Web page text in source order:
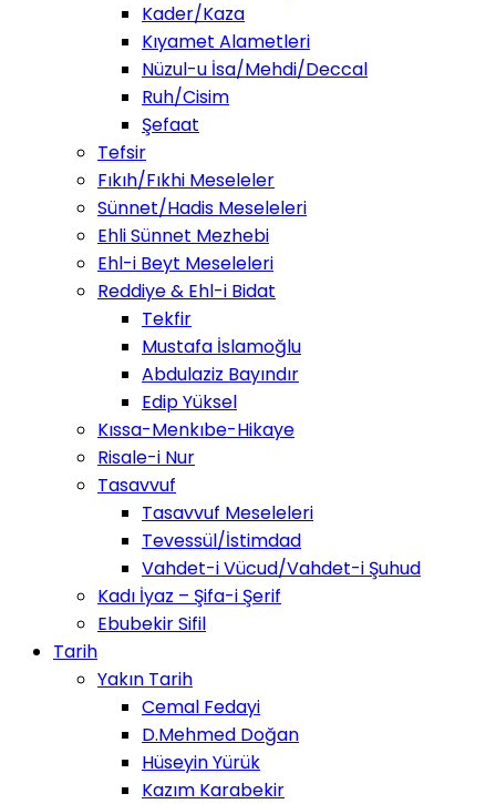
Kader/Kaza
Kıyamet Alametleri
Nüzul-u İsa/Mehdi/Deccal
Ruh/Cisim
Şefaat
Tefsir
Fıkıh/Fıkhi Meseleler
Sünnet/Hadis Meseleleri
Ehli Sünnet Mezhebi
Ehl-i Beyt Meseleleri
Reddiye & Ehl-i Bidat
Tekfir
Mustafa İslamoğlu
Abdulaziz Bayındır
Edip Yüksel
Kıssa-Menkıbe-Hikaye
Risale-i Nur
Tasavvuf
Tasavvuf Meseleleri
Tevessül/İstimdad
Vahdet-i Vücud/Vahdet-i Şuhud
Kadı İyaz – Şifa-i Şerif
Ebubekir Sifil
Tarih
Yakın Tarih
Cemal Fedayi
D.Mehmed Doğan
Hüseyin Yürük
Kazım Karabekir